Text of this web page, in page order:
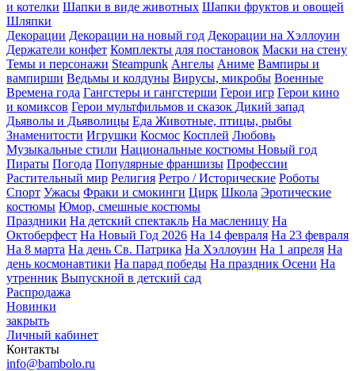
и котелки Шапки в виде животных Шапки фруктов и овощей
Шляпки
Декорации Декорации на новый год Декорации на Хэллоуин
Держатели конфет Комплекты для постановок Маски на стену
Темы и персонажи Steampunk Ангелы Аниме Вампиры и
вампирши Ведьмы и колдуны Вирусы, микробы Военные
Времена года Гангстеры и гангстерши Герои игр Герои кино
и комиксов Герои мультфильмов и сказок Дикий запад
Дьяволы и Дьяволицы Еда Животные, птицы, рыбы
Знаменитости Игрушки Космос Косплей Любовь
Музыкальные стили Национальные костюмы Новый год
Пираты Погода Популярные франшизы Профессии
Растительный мир Религия Ретро / Исторические Роботы
Спорт Ужасы Фраки и смокинги Цирк Школа Эротические
костюмы Юмор, смешные костюмы
Праздники На детский спектакль На масленицу На
Октоберфест На Новый Год 2026 На 14 февраля На 23 февраля
На 8 марта На день Св. Патрика На Хэллоуин На 1 апреля На
день космонавтики На парад победы На праздник Осени На
утренник Выпускной в детский сад
Распродажа
Новинки
закрыть
Личный кабинет
Контакты
info@bambolo.ru